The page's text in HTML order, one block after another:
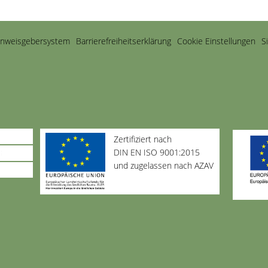
Barriere­freiheits­erklärung Cookie Einstellungen
Zertifiziert nach
DIN EN ISO 9001:2015
und zugelassen nach AZAV